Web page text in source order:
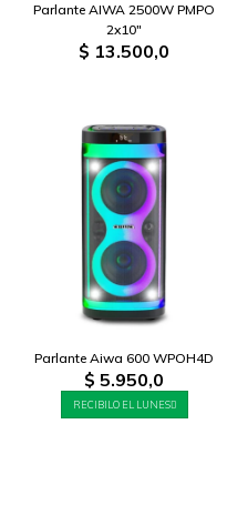
Parlante AIWA 2500W PMPO
2x10"
$ 13.500,0
Parlante Aiwa 600 WPOH4D
$ 5.950,0
RECIBILO EL LUNES